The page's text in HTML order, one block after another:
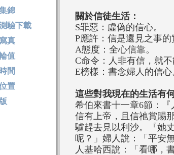
關於信徒生活：
S罪惡：虛偽的信心。
P應許：信是還見之事的
A態度：全心信靠。
C命令：人非有信，就不
E榜樣：書念婦人的信心
這些對我現在的生活有
希伯來書十一章6節：
信有上帝，且信祂賞賜
驢趕去見以利沙。『她
呢？」婦人說：「平安
人基哈西說：「看哪，
錦
驗下載
真
值
間
置